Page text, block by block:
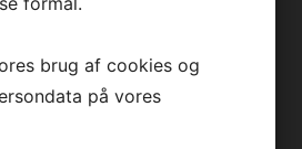
brug af cookies og
på vores